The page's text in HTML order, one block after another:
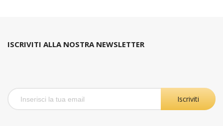
ISCRIVITI ALLA NOSTRA NEWSLETTER
Iscriviti